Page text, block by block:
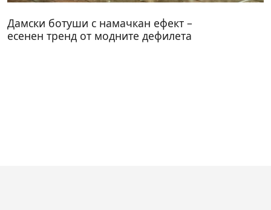
Дамски ботуши с намачкан ефект –
есенен тренд от модните дефилета